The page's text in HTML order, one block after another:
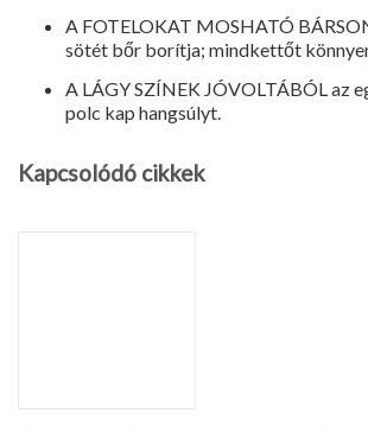
A FOTELOKAT MOSHATÓ
sötét bőr borítja; mindkettőt
A LÁGY SZÍNEK JÓVOLTÁBÓL az
polc kap hangsúlyt.
Kapcsolódó cikkek